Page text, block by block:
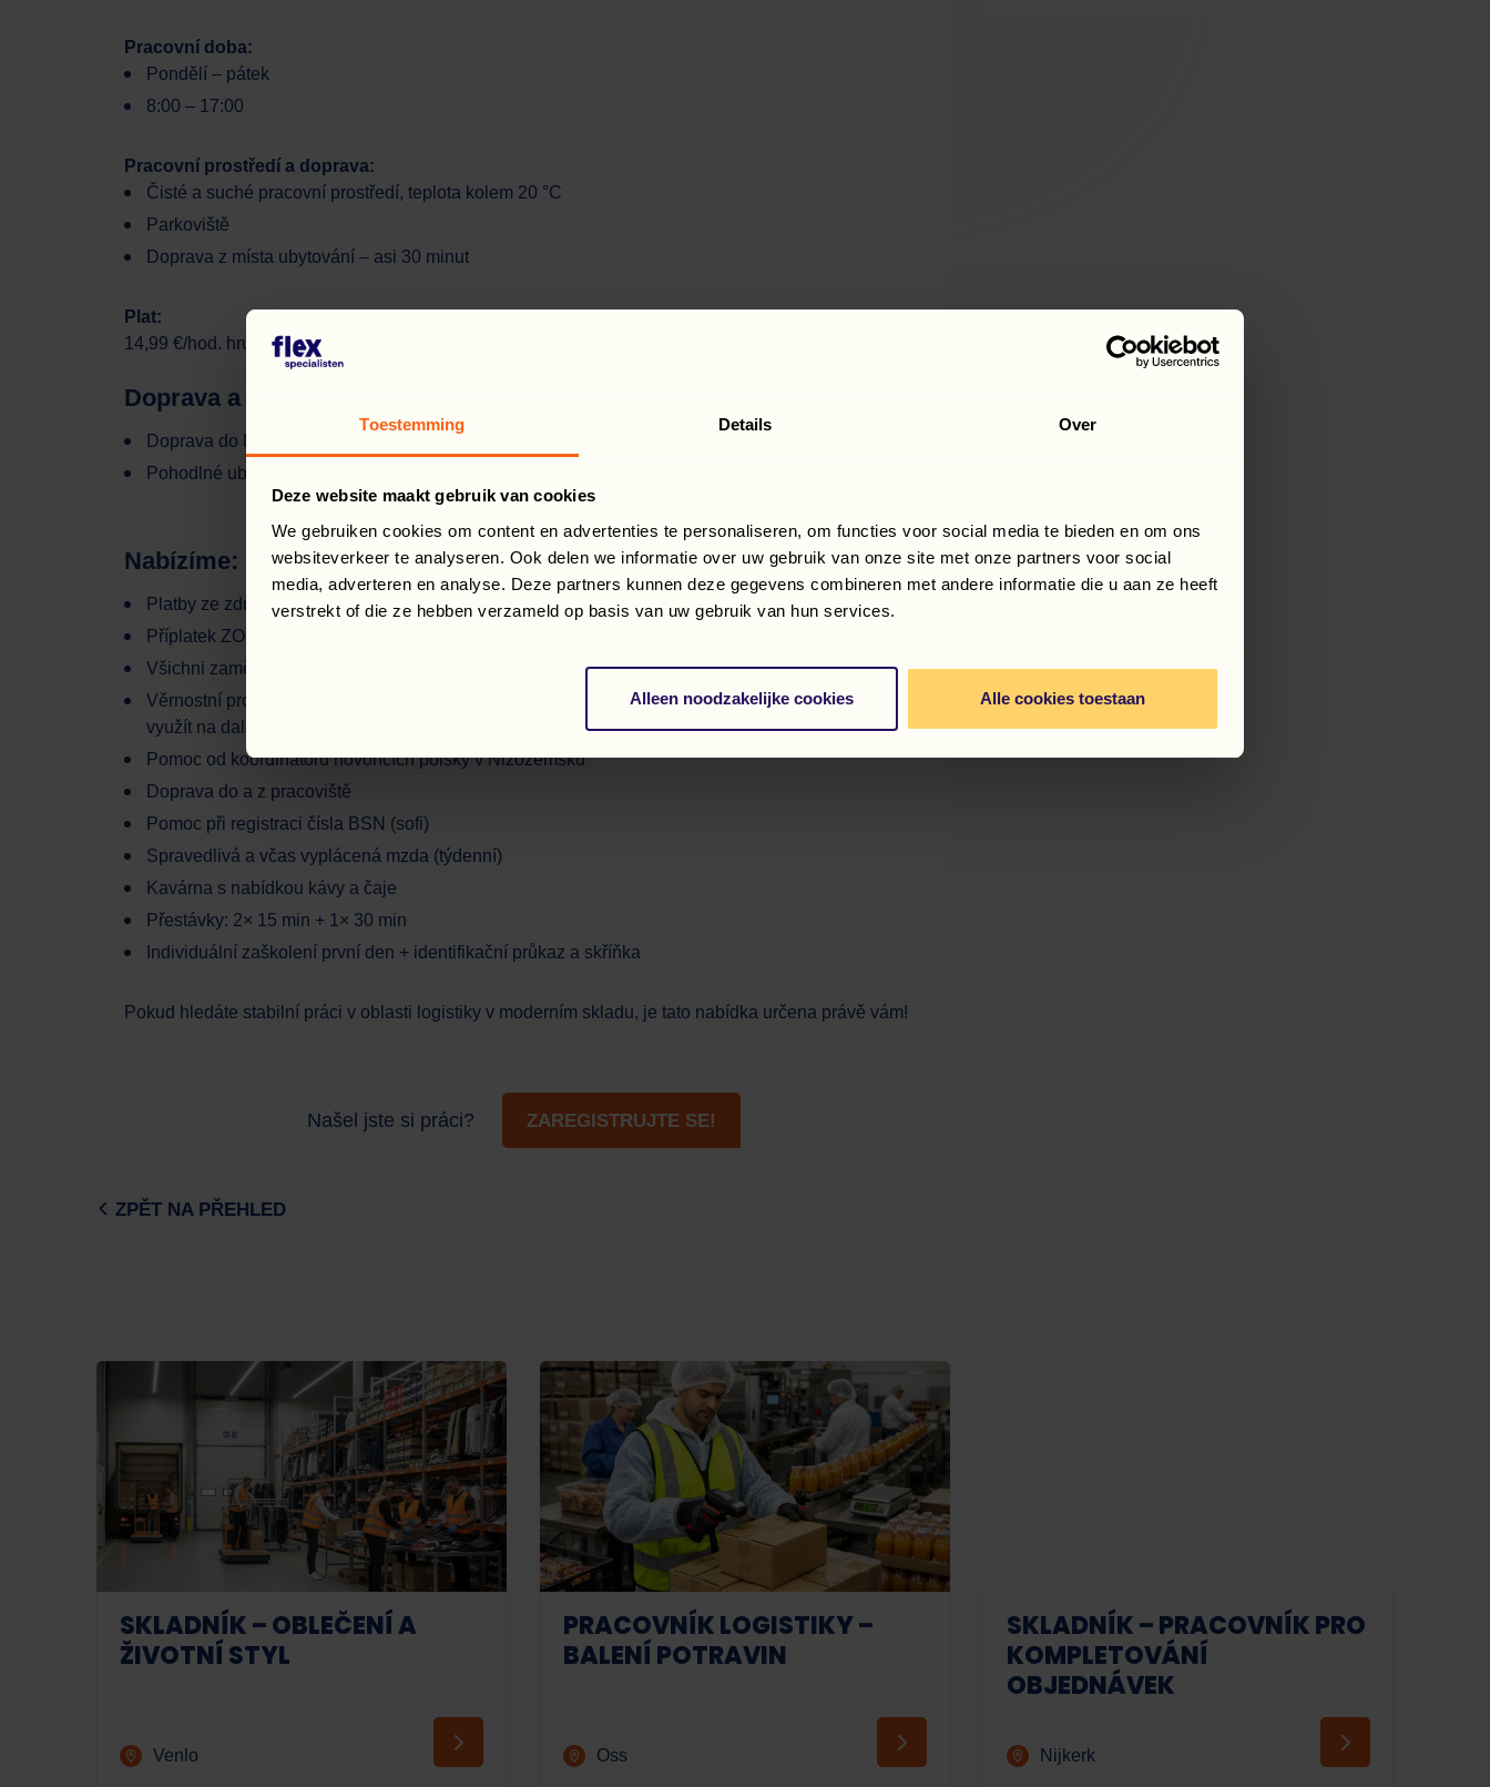
Toestemming Details Over
Deze website maakt gebruik van cookies
We gebruiken cookies om content en advertenties te personaliseren, om functies voor social media te bieden en om ons
websiteverkeer te analyseren. Ook delen we informatie over uw gebruik van onze site met onze partners voor social
media, adverteren en analyse. Deze partners kunnen deze gegevens combineren met andere informatie die u aan ze heeft
verstrekt of die ze hebben verzameld op basis van uw gebruik van hun services.
Alleen noodzakelijke cookies Alle cookies toestaan
Pracovní doba:
Pondělí – pátek
8:00 – 17:00
Pracovní prostředí a doprava:
Čisté a suché pracovní prostředí, teplota kolem 20 °C
Parkoviště
Doprava z místa ubytování – asi 30 minut
Plat:
14,99 €/hod. hrubého, výplata každý týden.
Doprava a ubytování
Doprava do Nizozemska zdarma
Pohodlné ubytování ve dvoulůžkových pokojích v blízkosti pracoviště
Nabízíme:
Platby ze zdravotního pojištění a pojištění
Příplatek ZORGTOESLAG: 131 €/měs.
Všichni zaměstnanci, kteří odjeli do Nizozemska a pracují u nás, jsou pojištěni
Věrnostní program „Flexspecialists LOYALTY“ – body za každou odpracovanou hodinu, které lze
využít na další vzdělávání nebo odpočinek
Pomoc od koordinátorů hovořících polsky v Nizozemsku
Doprava do a z pracoviště
Pomoc při registraci čísla BSN (sofi)
Spravedlivá a včas vyplácená mzda (týdenní)
Kavárna s nabídkou kávy a čaje
Přestávky: 2× 15 min + 1× 30 min
Individuální zaškolení první den + identifikační průkaz a skříňka
Pokud hledáte stabilní práci v oblasti logistiky v moderním skladu, je tato nabídka určena právě vám!
Našel jste si práci? ZAREGISTRUJTE SE!
ZPĚT NA PŘEHLED
SKLADNÍK – OBLEČENÍ A
ŽIVOTNÍ STYL
Venlo
PRACOVNÍK LOGISTIKY –
BALENÍ POTRAVIN
Oss
SKLADNÍK – PRACOVNÍK PRO
KOMPLETOVÁNÍ
OBJEDNÁVEK
Nijkerk
Dobrý den! S čím vám dnes mohu pomoci?